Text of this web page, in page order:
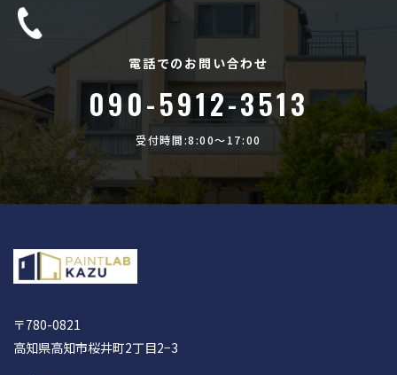
電話でのお問い合わせ
090-5912-3513
受付時間:8:00〜17:00
〒780-0821
高知県高知市桜井町2丁目2−3